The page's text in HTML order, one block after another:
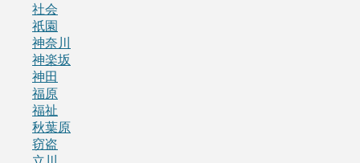
社会
祇園
神奈川
神楽坂
神田
福原
福祉
秋葉原
窃盗